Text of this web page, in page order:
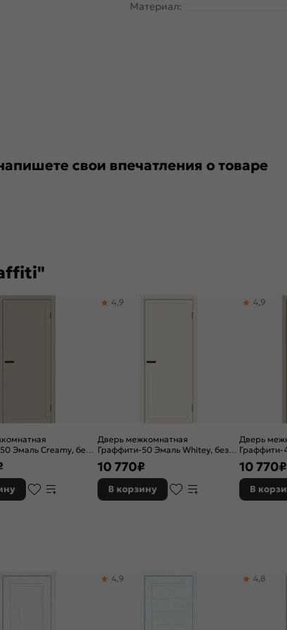
Материал:
свои впечатления о товаре
Эмаль Creamy, без
без стекла,
Дверь межкомнатная
Граффити-50 Эмаль Whitey, без
декора, глухая, без стекла,
каркасно-щитовая
4,9
10 770₽
В корзину
Дверь
Граффити-
декора,
каркасно-
4,9
10 770₽
В
4,9 4,8